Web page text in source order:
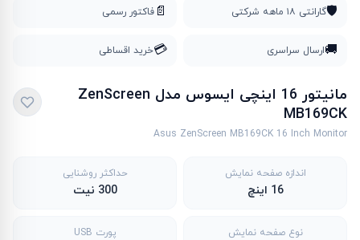
🛡️گارانتی ۱۸ ماهه شرکتی 📄 فاکتور رسمی
🚚ارسال سراسری 💳خرید اقساطی
مانیتور 16 اینچی ایسوس مدل ZenScreen
MB169CK
Asus ZenScreen MB169CK 16 Inch Monitor
اندازه صفحه نمایش
16 اینچ
حداکثر روشنایی
300 نیت
نوع صفحه نمایش پورت USB